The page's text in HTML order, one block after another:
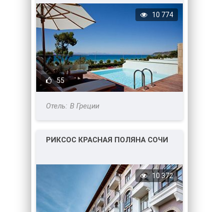
55
10 774
В Греции
РИКСОС КРАСНАЯ ПОЛЯНА СОЧИ
10 372